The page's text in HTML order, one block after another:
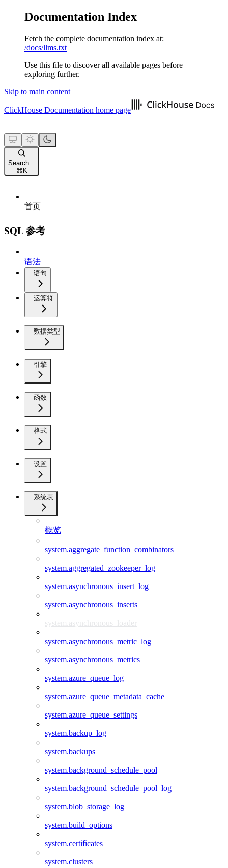
Documentation Index
Fetch the complete documentation index at:
/docs/llms.txt
Use this file to discover all available pages before
exploring further.
Skip to main content
ClickHouse Documentation home page
Search...
⌘ K
首页
SQL 参考
语法
语句
运算符
数据类型
引擎
函数
格式
设置
系统表
概览
system.aggregate_function_combinators
system.aggregated_zookeeper_log
system.asynchronous_insert_log
system.asynchronous_inserts
system.asynchronous_loader
system.asynchronous_metric_log
system.asynchronous_metrics
system.azure_queue_log
system.azure_queue_metadata_cache
system.azure_queue_settings
system.backup_log
system.backups
system.background_schedule_pool
system.background_schedule_pool_log
system.blob_storage_log
system.build_options
system.certificates
system.clusters